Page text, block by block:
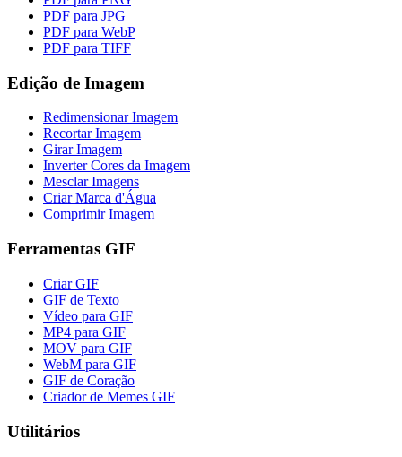
PDF para JPG
PDF para WebP
PDF para TIFF
Edição de Imagem
Redimensionar Imagem
Recortar Imagem
Girar Imagem
Inverter Cores da Imagem
Mesclar Imagens
Criar Marca d'Água
Comprimir Imagem
Ferramentas GIF
Criar GIF
GIF de Texto
Vídeo para GIF
MP4 para GIF
MOV para GIF
WebM para GIF
GIF de Coração
Criador de Memes GIF
Utilitários